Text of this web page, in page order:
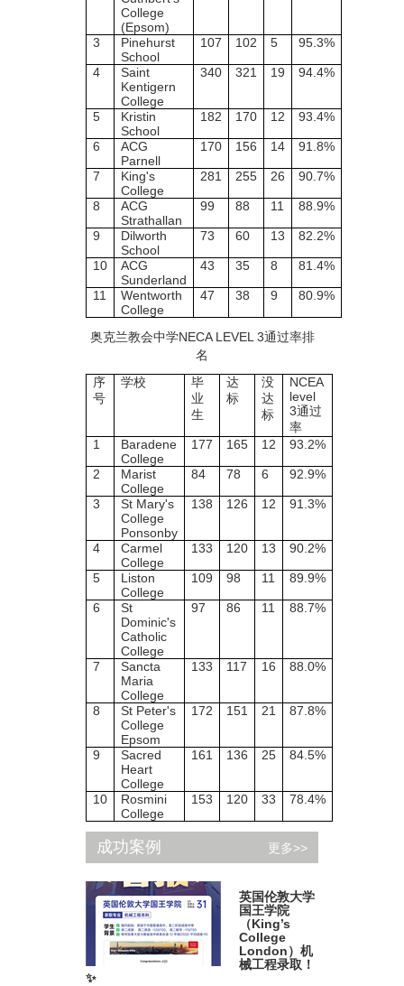
College
(Epsom)
3
Pinehurst
School
107 102 5 95.3%
4
Saint
Kentigern
College
340 321 19 94.4%
5
Kristin
School
182 170 12 93.4%
6
ACG
Parnell
170 156 14 91.8%
7
King's
College
281 255 26 90.7%
8
ACG
Strathallan
99 88 11 88.9%
9
Dilworth
School
73 60 13 82.2%
10
ACG
Sunderland
43 35 8 81.4%
11
Wentworth
College
47 38 9 80.9%
奥克兰教会中学NECA LEVEL 3通过率排
名
序
号
学校
毕
业
生
达
标
没
达
标
NCEA
level
3通过
率
1
Baradene
College
177 165 12 93.2%
2
Marist
College
84 78 6 92.9%
3
St Mary's
College
Ponsonby
138 126 12 91.3%
4
Carmel
College
133 120 13 90.2%
5
Liston
College
109 98 11 89.9%
6
St
Dominic's
Catholic
College
97 86 11 88.7%
7
Sancta
Maria
College
133 117 16 88.0%
8
St Peter's
College
Epsom
172 151 21 87.8%
9
Sacred
Heart
College
161 136 25 84.5%
10
Rosmini
College
153 120 33 78.4%
成功案例 更多>>
英国伦敦大学
国王学院
（King’s
College
London）机
械工程录取！
✨